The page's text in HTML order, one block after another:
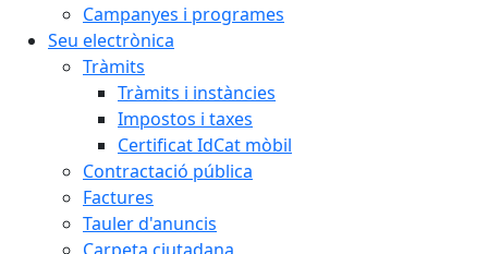
Campanyes i programes
Seu electrònica
Tràmits
Tràmits i instàncies
Impostos i taxes
Certificat IdCat mòbil
Contractació pública
Factures
Tauler d'anuncis